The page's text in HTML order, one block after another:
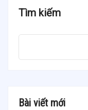
Tìm kiếm
Bài viết mới